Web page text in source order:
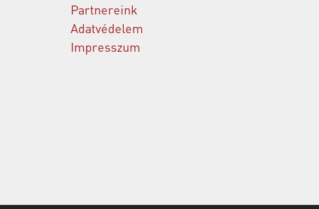
Partnereink
Adatvédelem
Impresszum